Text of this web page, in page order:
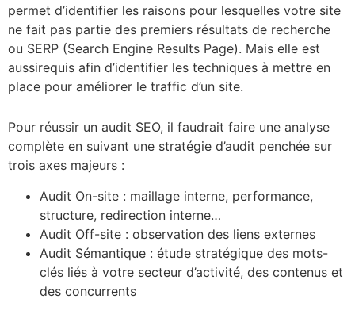
permet d’identifier les raisons pour lesquelles votre site
ne fait pas partie des premiers résultats de recherche
ou SERP (Search Engine Results Page). Mais elle est
aussirequis afin d’identifier les techniques à mettre en
place pour améliorer le traffic d’un site.
Pour réussir un audit SEO, il faudrait faire une analyse
complète en suivant une stratégie d’audit penchée sur
trois axes majeurs :
Audit On-site : maillage interne, performance,
structure, redirection interne…
Audit Off-site : observation des liens externes
Audit Sémantique : étude stratégique des mots-
clés liés à votre secteur d’activité, des contenus et
des concurrents